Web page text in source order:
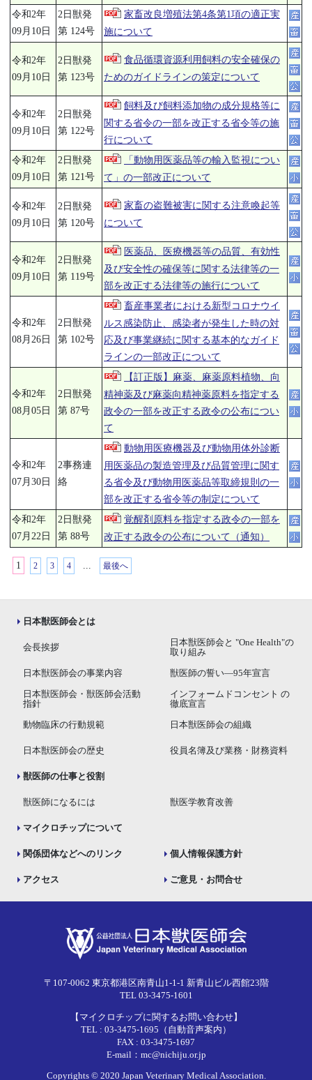
令和2年
09月10日
2日獣発
第 124号
家畜改良増殖法第4条第1項の適正実
施について
令和2年
09月10日
2日獣発
第 123号
食品循環資源利用飼料の安全確保の
ためのガイドラインの策定について
令和2年
09月10日
2日獣発
第 122号
飼料及び飼料添加物の成分規格等に
関する省令の一部を改正する省令等の施
行について
令和2年
09月10日
2日獣発
第 121号
「動物用医薬品等の輸入監視につい
て」の一部改正について
令和2年
09月10日
2日獣発
第 120号
家畜の盗難被害に関する注意喚起等
について
令和2年
09月10日
2日獣発
第 119号
医薬品、医療機器等の品質、有効性
及び安全性の確保等に関する法律等の一
部を改正する法律等の施行について
令和2年
08月26日
2日獣発
第 102号
畜産事業者における新型コロナウイ
ルス感染防止、感染者が発生した時の対
応及び事業継続に関する基本的なガイド
ラインの一部改正について
令和2年
08月05日
2日獣発
第 87号
【訂正版】麻薬、麻薬原料植物、向
精神薬及び麻薬向精神薬原料を指定する
政令の一部を改正する政令の公布につい
て
令和2年
07月30日
2事務連
絡
動物用医療機器及び動物用体外診断
用医薬品の製造管理及び品質管理に関す
る省令及び動物用医薬品等取締規則の一
部を改正する省令等の制定について
令和2年
07月22日
2日獣発
第 88号
覚醒剤原料を指定する政令の一部を
改正する政令の公布について（通知）
1 2 3 4 ... 最後へ
日本獣医師会とは
会長挨拶
日本獣医師会と "One Health"の
取り組み
日本獣医師会の事業内容 獣医師の誓い―95年宣言
日本獣医師会・獣医師会活動
指針
インフォームドコンセント の
徹底宣言
動物臨床の行動規範 日本獣医師会の組織
日本獣医師会の歴史 役員名簿及び業務・財務資料
獣医師の仕事と役割
獣医師になるには 獣医学教育改善
マイクロチップについて
関係団体などへのリンク 個人情報保護方針
アクセス ご意見・お問合せ
〒107-0062 東京都港区南青山1-1-1 新青山ビル西館23階
TEL 03-3475-1601
【マイクロチップに関するお問い合わせ】
TEL : 03-3475-1695（自動音声案内）
FAX : 03-3475-1697
E-mail：mc@nichiju.or.jp
Copyrights © 2020 Japan Veterinary Medical Association.